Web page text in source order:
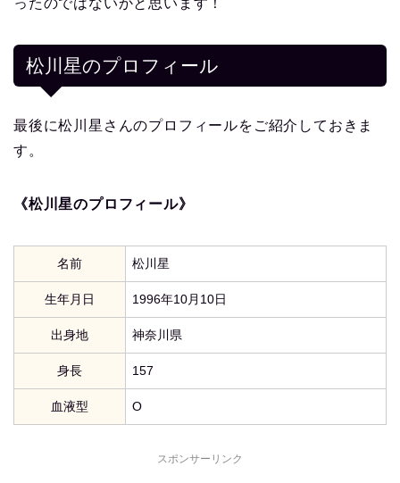
ったのではないかと思います！
松川星のプロフィール
最後に松川星さんのプロフィールをご紹介しておきま
す。
《松川星のプロフィール》
名前 松川星
生年月日 1996年10月10日
出身地 神奈川県
身長 157
血液型 O
スポンサーリンク